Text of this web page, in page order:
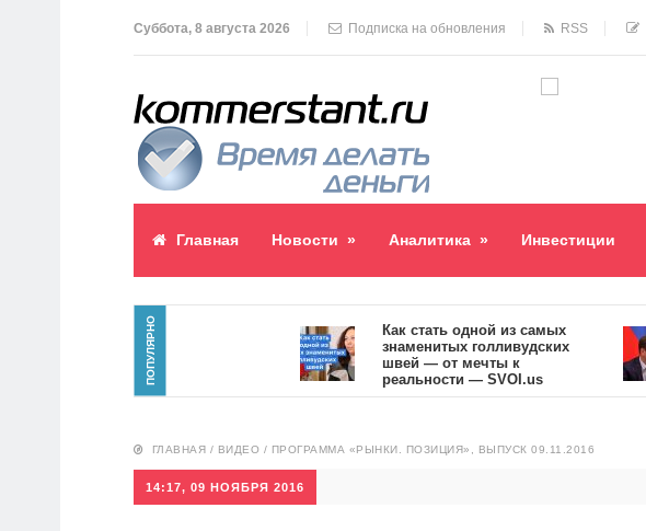
Суббота, 8 августа 2026 Подписка на обновления RSS
Главная Новости » Аналитика » Инвестиции
ПОПУЛЯРНО
Как стать одной из самых
знаменитых голливудских
швей — от мечты к
реальности — SVOI.us
10557
ГЛАВНАЯ / ВИДЕО / ПРОГРАММА «РЫНКИ. ПОЗИЦИЯ», ВЫПУСК 09.11.2016
14:17, 09 НОЯБРЯ 2016